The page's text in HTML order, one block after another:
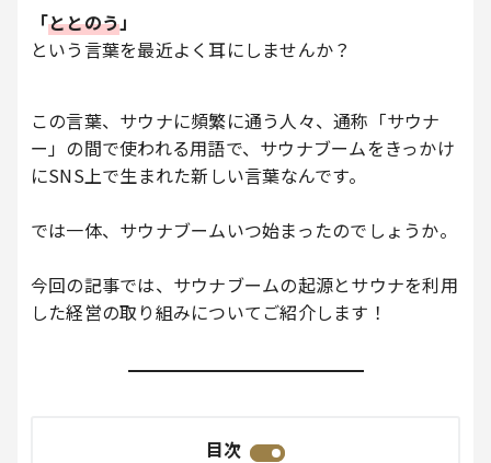
「ととのう」
という言葉を最近よく耳にしませんか？
この言葉、サウナに頻繁に通う人々、通称「サウナ
ー」の間で使われる用語で、サウナブームをきっかけ
にSNS上で生まれた新しい言葉なんです。
では一体、サウナブームいつ始まったのでしょうか。
今回の記事では、サウナブームの起源とサウナを利用
した経営の取り組みについてご紹介します！
目次